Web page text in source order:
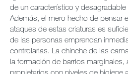
de un característico y
Además, el mero hecho de pensar
ataques de estas criaturas es
de las personas emprendan
controlarlas. La chinche de las
la formación de barrios marginales,
propietarios con niveles de higiene